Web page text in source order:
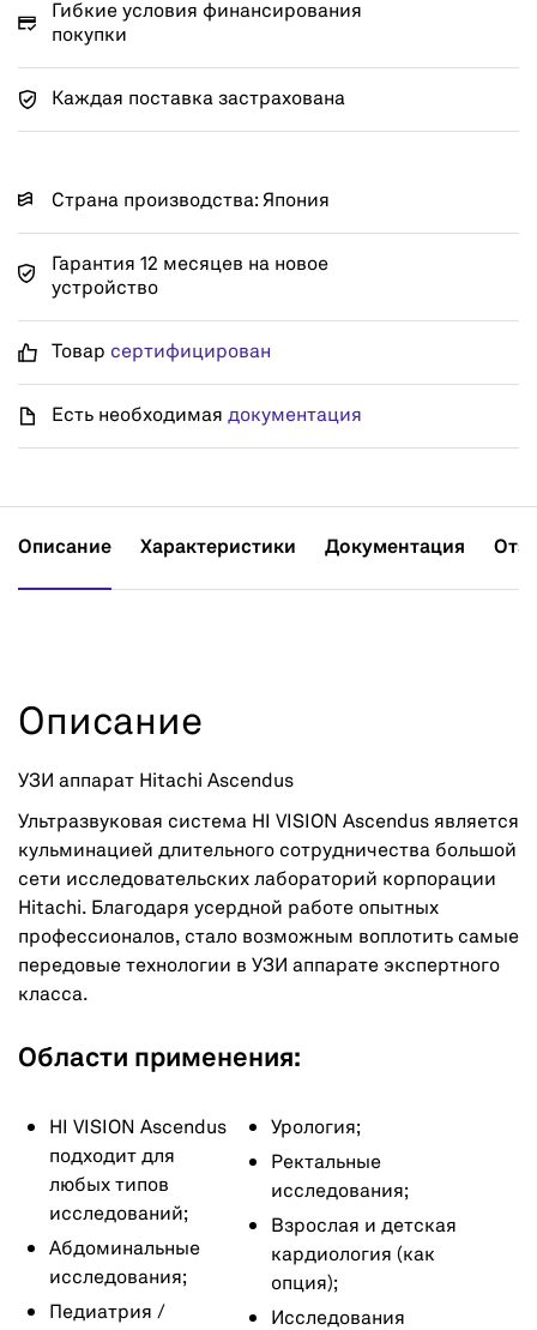
Гибкие условия финансирования
покупки
Каждая поставка застрахована
Страна производства: Япония
Гарантия 12 месяцев на новое
устройство
Товар сертифицирован
Есть необходимая документация
Описание Характеристики Документация
Описание
УЗИ аппарат Hitachi Ascendus
Ультразвуковая система HI VISION Ascendus является
кульминацией длительного сотрудничества большой
сети исследовательских лабораторий корпорации
Hitachi. Благодаря усердной работе опытных
профессионалов, стало возможным воплотить самые
передовые технологии в УЗИ аппарате экспертного
класса.
Области применения:
HI VISION Ascendus
подходит для
любых типов
исследований;
Абдоминальные
исследования;
Педиатрия /
Урология;
Ректальные
исследования;
Взрослая и детская
кардиология (как
опция);
Исследования